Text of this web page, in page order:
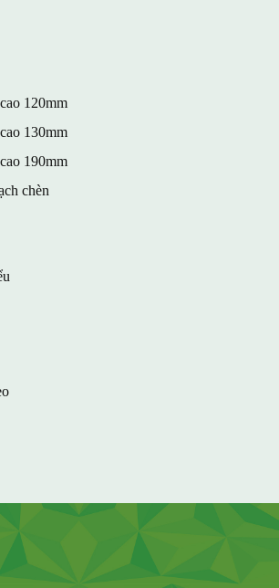
120mm
130mm
190mm
chèn